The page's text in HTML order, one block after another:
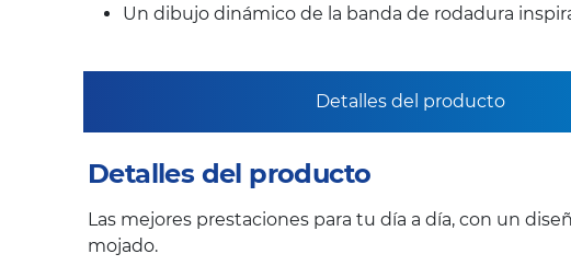
Un dibujo dinámico de la banda de rodadura
Detalles del producto
Detalles del producto
Las mejores prestaciones para tu día a día, con un
mojado.